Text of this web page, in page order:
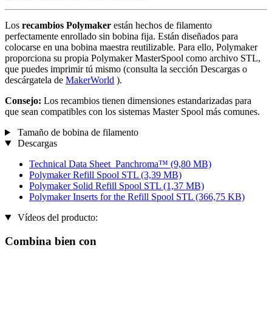
Los recambios Polymaker están hechos de filamento
perfectamente enrollado sin bobina fija. Están diseñados para
colocarse en una bobina maestra reutilizable. Para ello, Polymaker
proporciona su propia Polymaker MasterSpool como archivo STL,
que puedes imprimir tú mismo (consulta la sección Descargas o
descárgatela de MakerWorld ).
Consejo: Los recambios tienen dimensiones estandarizadas para
que sean compatibles con los sistemas Master Spool más comunes.
Tamaño de bobina de filamento
Descargas
Technical Data Sheet_Panchroma™ (9,80 MB)
Polymaker Refill Spool STL (3,39 MB)
Polymaker Solid Refill Spool STL (1,37 MB)
Polymaker Inserts for the Refill Spool STL (366,75 KB)
Vídeos del producto:
Combina bien con